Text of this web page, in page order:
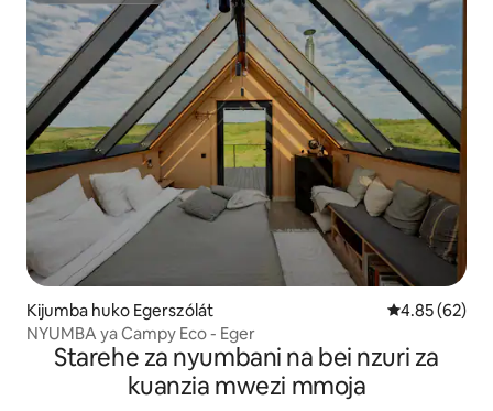
Kijumba huko Egerszólát Ukadiriaji wa
4.85 (62)
NYUMBA ya Campy Eco - Eger
Starehe za nyumbani na bei nzuri za
kuanzia mwezi mmoja